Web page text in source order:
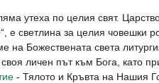
утеха по целия свят.
“, е светлина за целия човешки
на Божествената света
личен път към Бога, като
- Тялото и Кръвта на Нашия